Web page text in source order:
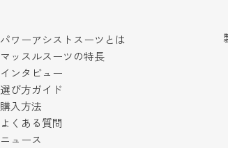
パワーアシストスーツとは
マッスルスーツの特長
インタビュー
選び方ガイド
購入方法
よくある質問
ニュース